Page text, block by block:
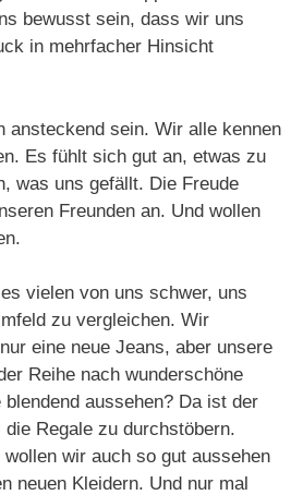
bewusst sein, dass wir uns
in mehrfacher Hinsicht
ansteckend sein. Wir alle kennen
Es fühlt sich gut an, etwas zu
was uns gefällt. Die Freude
Freunden an. Und wollen
vielen von uns schwer, uns
zu vergleichen. Wir
eine neue Jeans, aber unsere
Reihe nach wunderschöne
aussehen? Da ist der
Regale zu durchstöbern.
wir auch so gut aussehen
neuen Kleidern. Und nur mal